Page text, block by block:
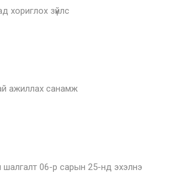
хориглох зүйлс
ажиллах санамж
шалгалт 06-р сарын 25-нд эхэлнэ